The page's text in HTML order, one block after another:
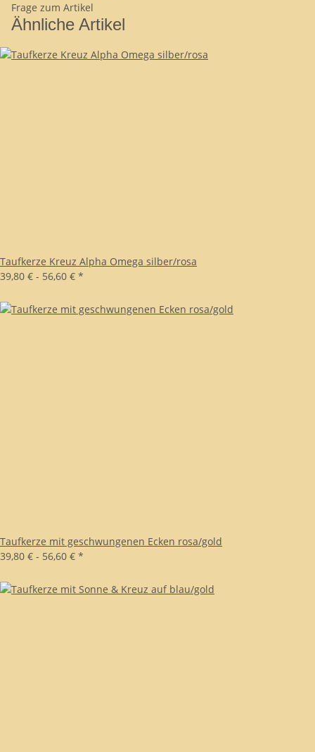
Frage zum Artikel
Ähnliche Artikel
Taufkerze Kreuz Alpha Omega silber/rosa
39,80 € - 56,60 € *
Taufkerze mit geschwungenen Ecken rosa/gold
39,80 € - 56,60 € *